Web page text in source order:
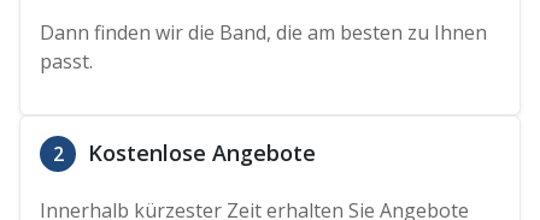
Dann finden wir die Band, die am besten zu Ihnen
passt.
2 Kostenlose Angebote
Innerhalb kürzester Zeit erhalten Sie Angebote